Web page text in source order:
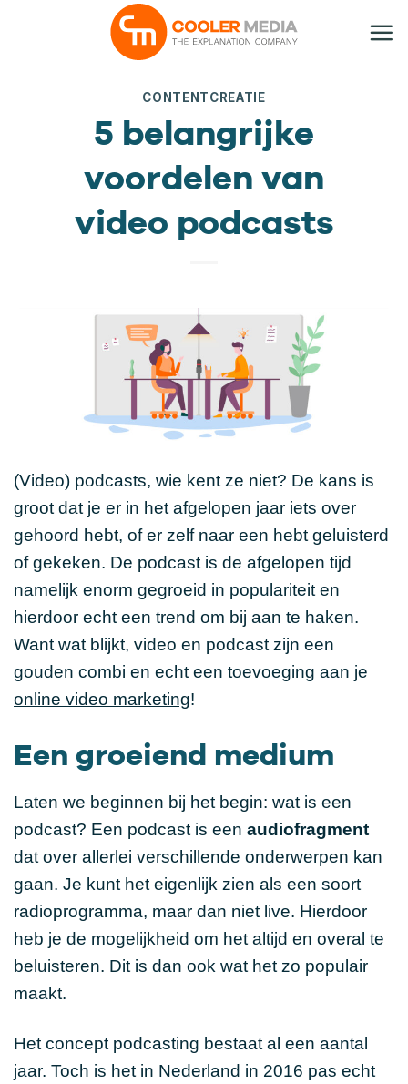
CONTENTCREATIE
5 belangrijke
voordelen van
video podcasts
(Video) podcasts, wie kent ze niet? De kans is
groot dat je er in het afgelopen jaar iets over
gehoord hebt, of er zelf naar een hebt geluisterd
of gekeken. De podcast is de afgelopen tijd
namelijk enorm gegroeid in populariteit en
hierdoor echt een trend om bij aan te haken.
Want wat blijkt, video en podcast zijn een
gouden combi en echt een toevoeging aan je
online video marketing!
Een groeiend medium
Laten we beginnen bij het begin: wat is een
podcast? Een podcast is een audiofragment
dat over allerlei verschillende onderwerpen kan
gaan. Je kunt het eigenlijk zien als een soort
radioprogramma, maar dan niet live. Hierdoor
heb je de mogelijkheid om het altijd en overal te
beluisteren. Dit is dan ook wat het zo populair
maakt.
Het concept podcasting bestaat al een aantal
jaar. Toch is het in Nederland in 2016 pas echt